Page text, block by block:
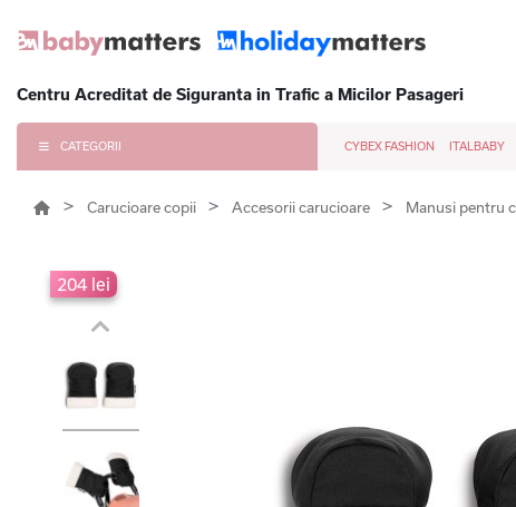
Centru Acreditat de Siguranta in Trafic a Micilor Pasageri
CATEGORII CYBEX FASHION ITALBABY
Carucioare copii Accesorii carucioare Manusi pentru
204 lei